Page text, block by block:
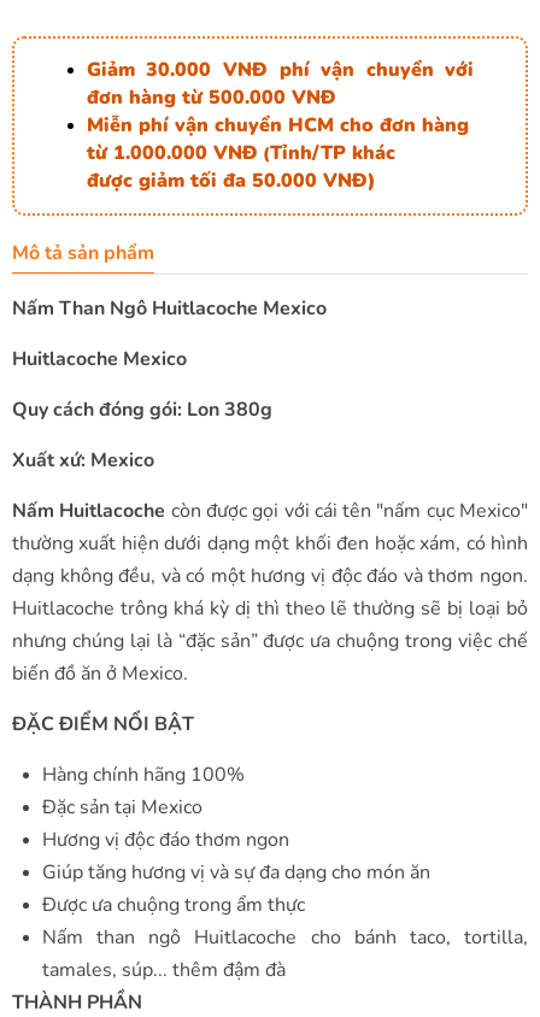
Giảm 30.000 VNĐ phí vận chuyển với
đơn hàng từ 500.000 VNĐ
Miễn phí vận chuyển HCM cho đơn hàng
từ 1.000.000 VNĐ (Tỉnh/TP khác
được giảm tối đa 50.000 VNĐ)
Mô tả sản phẩm
Nấm Than Ngô Huitlacoche Mexico
Huitlacoche Mexico
Quy cách đóng gói: Lon 380g
Xuất xứ: Mexico
Nấm Huitlacoche còn được gọi với cái tên "nấm cục Mexico"
thường xuất hiện dưới dạng một khối đen hoặc xám, có hình
dạng không đều, và có một hương vị độc đáo và thơm ngon.
Huitlacoche trông khá kỳ dị thì theo lẽ thường sẽ bị loại bỏ
nhưng chúng lại là “đặc sản” được ưa chuộng trong việc chế
biến đồ ăn ở Mexico.
ĐẶC ĐIỂM NỔI BẬT
Hàng chính hãng 100%
Đặc sản tại Mexico
Hương vị độc đáo thơm ngon
Giúp tăng hương vị và sự đa dạng cho món ăn
Được ưa chuộng trong ẩm thực
Nấm than ngô Huitlacoche cho bánh taco, tortilla,
tamales, súp... thêm đậm đà
THÀNH PHẦN